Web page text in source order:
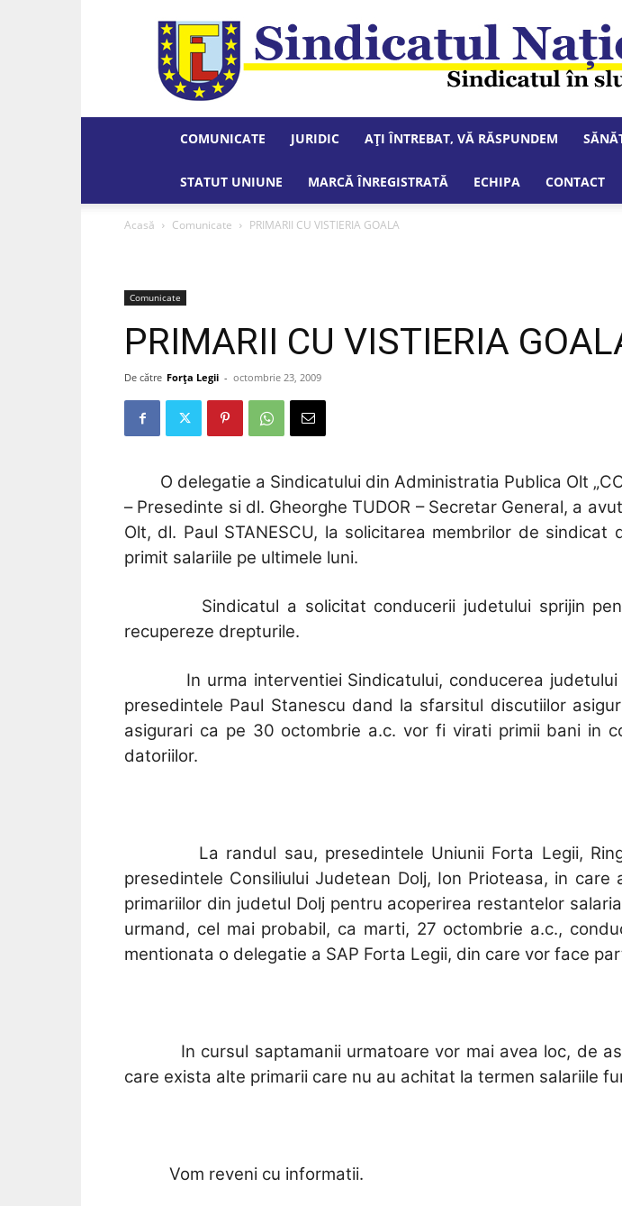
COMUNICATE JURIDIC AȚI ÎNTREBAT, VĂ RĂSPUNDEM
STATUT UNIUNE MARCĂ ÎNREGISTRATĂ ECHIPA CONTACT
Acasă Comunicate PRIMARII CU VISTIERIA GOALA
Comunicate
PRIMARII CU VISTIERIA
De către Forța Legii - octombrie 23, 2009
O delegatie a Sindicatului din Administratia Publica Olt
– Presedinte si dl. Gheorghe TUDOR – Secretar General, a
Olt, dl. Paul STANESCU, la solicitarea membrilor de
primit salariile pe ultimele luni.
Sindicatul a solicitat conducerii judetului sprijin
recupereze drepturile.
In urma interventiei Sindicatului, conducerea
presedintele Paul Stanescu dand la sfarsitul discutiilor
asigurari ca pe 30 octombrie a.c. vor fi virati primii bani in
datoriilor.
La randul sau, presedintele Uniunii Forta Legii,
presedintele Consiliului Judetean Dolj, Ion Prioteasa, in
primariilor din judetul Dolj pentru acoperirea restantelor
urmand, cel mai probabil, ca marti, 27 octombrie a.c.,
mentionata o delegatie a SAP Forta Legii, din care vor face
In cursul saptamanii urmatoare vor mai avea loc, de
care exista alte primarii care nu au achitat la termen salariile
Vom reveni cu informatii.